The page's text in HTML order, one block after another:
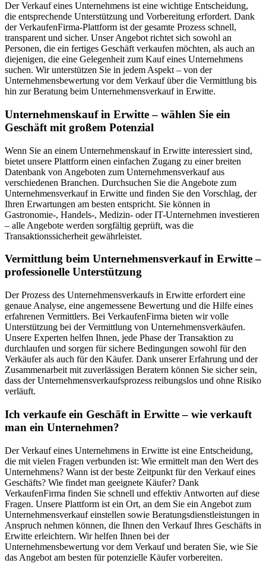
Der Verkauf eines Unternehmens ist eine wichtige Entscheidung,
die entsprechende Unterstützung und Vorbereitung erfordert. Dank
der VerkaufenFirma-Plattform ist der gesamte Prozess schnell,
transparent und sicher. Unser Angebot richtet sich sowohl an
Personen, die ein fertiges Geschäft verkaufen möchten, als auch an
diejenigen, die eine Gelegenheit zum Kauf eines Unternehmens
suchen. Wir unterstützen Sie in jedem Aspekt – von der
Unternehmensbewertung vor dem Verkauf über die Vermittlung bis
hin zur Beratung beim Unternehmensverkauf in Erwitte.
Unternehmenskauf in Erwitte – wählen Sie ein
Geschäft mit großem Potenzial
Wenn Sie an einem Unternehmenskauf in Erwitte interessiert sind,
bietet unsere Plattform einen einfachen Zugang zu einer breiten
Datenbank von Angeboten zum Unternehmensverkauf aus
verschiedenen Branchen. Durchsuchen Sie die Angebote zum
Unternehmensverkauf in Erwitte und finden Sie den Vorschlag, der
Ihren Erwartungen am besten entspricht. Sie können in
Gastronomie-, Handels-, Medizin- oder IT-Unternehmen investieren
– alle Angebote werden sorgfältig geprüft, was die
Transaktionssicherheit gewährleistet.
Vermittlung beim Unternehmensverkauf in Erwitte –
professionelle Unterstützung
Der Prozess des Unternehmensverkaufs in Erwitte erfordert eine
genaue Analyse, eine angemessene Bewertung und die Hilfe eines
erfahrenen Vermittlers. Bei VerkaufenFirma bieten wir volle
Unterstützung bei der Vermittlung von Unternehmensverkäufen.
Unsere Experten helfen Ihnen, jede Phase der Transaktion zu
durchlaufen und sorgen für sichere Bedingungen sowohl für den
Verkäufer als auch für den Käufer. Dank unserer Erfahrung und der
Zusammenarbeit mit zuverlässigen Beratern können Sie sicher sein,
dass der Unternehmensverkaufsprozess reibungslos und ohne Risiko
verläuft.
Ich verkaufe ein Geschäft in Erwitte – wie verkauft
man ein Unternehmen?
Der Verkauf eines Unternehmens in Erwitte ist eine Entscheidung,
die mit vielen Fragen verbunden ist: Wie ermittelt man den Wert des
Unternehmens? Wann ist der beste Zeitpunkt für den Verkauf eines
Geschäfts? Wie findet man geeignete Käufer? Dank
VerkaufenFirma finden Sie schnell und effektiv Antworten auf diese
Fragen. Unsere Plattform ist ein Ort, an dem Sie ein Angebot zum
Unternehmensverkauf einstellen sowie Beratungsdienstleistungen in
Anspruch nehmen können, die Ihnen den Verkauf Ihres Geschäfts in
Erwitte erleichtern. Wir helfen Ihnen bei der
Unternehmensbewertung vor dem Verkauf und beraten Sie, wie Sie
das Angebot am besten für potenzielle Käufer vorbereiten.